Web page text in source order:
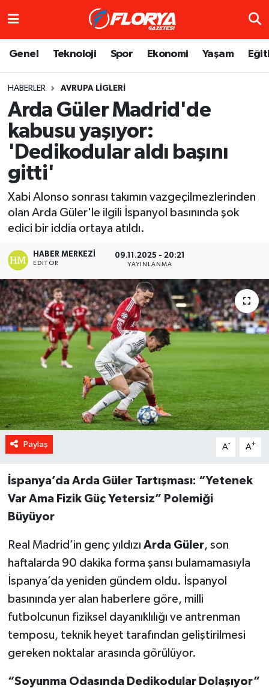
Genel Teknoloji Spor Ekonomi Yaşam
HABERLER AVRUPA LIGLERI
Arda Güler Madrid'de
kabusu yaşıyor:
'Dedikodular aldı başını
gitti'
Xabi Alonso sonrası takımın vazgeçilmezlerinden
olan Arda Güler'le ilgili İspanyol basınında şok
edici bir iddia ortaya atıldı.
HABER MERKEZI
EDITÖR
09.11.2025 - 20:21
YAYINLANMA
Paylaş A- A+
İspanya’da Arda Güler Tartışması: “Yetenek
Var Ama Fizik Güç Yetersiz” Polemiği
Büyüyor
Real Madrid’in genç yıldızı Arda Güler, son
haftalarda 90 dakika forma şansı bulamamasıyla
İspanya’da yeniden gündem oldu. İspanyol
basınında yer alan haberlere göre, milli
futbolcunun fiziksel dayanıklılığı ve antrenman
temposu, teknik heyet tarafından geliştirilmesi
gereken noktalar arasında görülüyor.
“Soyunma Odasında Dedikodular Dolaşıyor”
Trafik Durumu
Süper Lig Puan Durumu ve Fikstür
Tüm Manşetler
Son Dakika Haberleri
Haber Arşivi